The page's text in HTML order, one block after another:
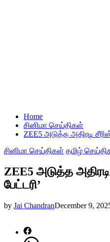
Home
சினிமா செய்திகள்
ZEE5 அடுத்த அதிரடி
சினிமா செய்திகள் தமிழ்
ZEE5 அடுத்த
பேட்டரி’
by Jai ChandranDecember 9,